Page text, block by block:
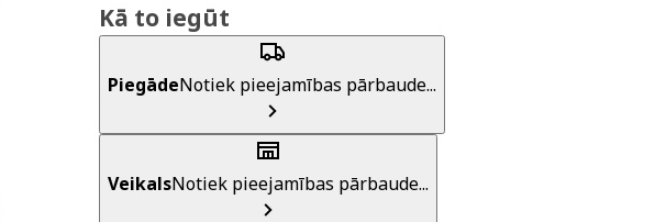
Kā to iegūt
PiegādeNotiek pieejamības pārbaude...
VeikalsNotiek pieejamības pārbaude...